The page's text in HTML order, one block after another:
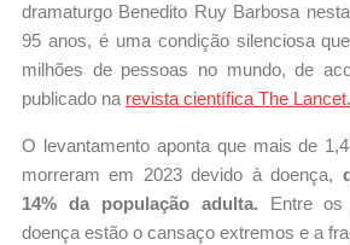
dramaturgo Benedito Ruy Barbosa
95 anos, é uma condição silenciosaque
milhões de pessoas no mundo, de
publicado na revista científica The Lancet.
O levantamento aponta que mais de
morreram em 2023 devido à doença,
14% da população adulta. Entre os
doença estão o cansaço extremos e a